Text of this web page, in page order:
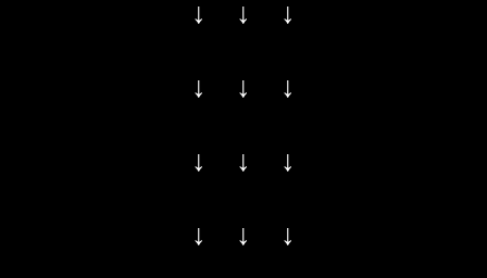
↓ ↓ ↓
↓ ↓ ↓
↓ ↓ ↓
↓ ↓ ↓